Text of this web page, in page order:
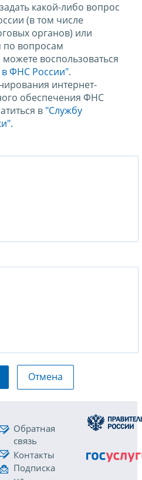
какой-либо вопрос
(в том числе
органов) или
по вопросам
воспользоваться
в ФНС России".
интернет-
обеспечения ФНС
в "Службу
Отмена
Обратная
связь
Контакты
Подписка